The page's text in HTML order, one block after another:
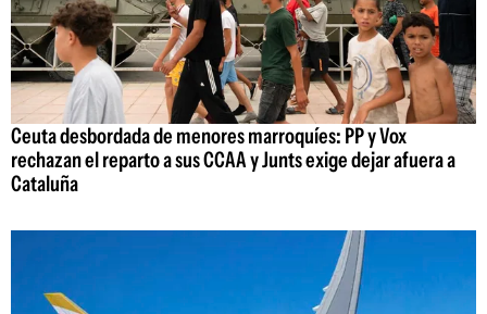
Ceuta desbordada de menores marroquíes: PP y Vox
rechazan el reparto a sus CCAA y Junts exige dejar afuera a
Cataluña